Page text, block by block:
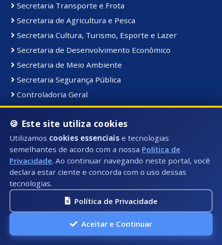
Secretaria Transporte e Frota
Secretaria de Agricultura e Pesca
Secretaria Cultura, Turismo, Esporte e Lazer
Secretaria de Desenvolvimento Econômico
Secretaria de Meio Ambiente
Secretaria Segurança Pública
Controladoria Geral
Coordenadoria de Comunicação Institucional
Secretaria de Serviços Públicos
Secretaria de Educação
Gabinete do Prefeito
Materiais e Bens:
Bens Consolidados
Bens Imóveis
Bens Intangiveis
🍪 Este site utiliza cookies
Utilizamos cookies essenciais e tecnologias
semelhantes de acordo com a nossa Política de
Privacidade. Ao continuar navegando neste portal, você
declara estar ciente e concorda com o uso dessas
tecnologias.
Política de Privacidade
Aceitar e Continuar